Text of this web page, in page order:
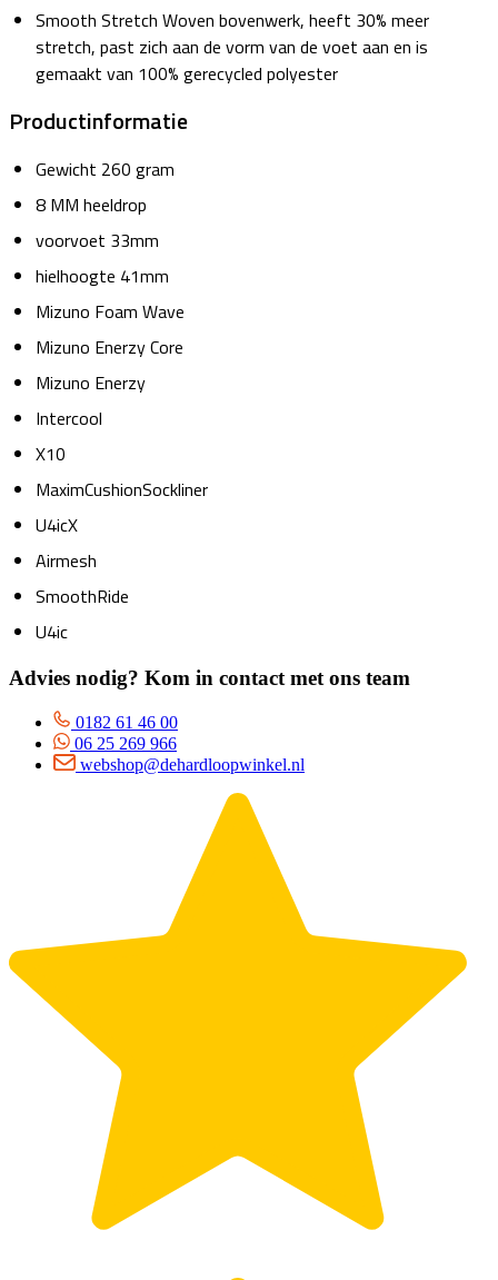
Smooth Stretch Woven bovenwerk, heeft 30% meer
stretch, past zich aan de vorm van de voet aan en is
gemaakt van 100% gerecycled polyester
Productinformatie
Gewicht 260 gram
8 MM heeldrop
voorvoet 33mm
hielhoogte 41mm
Mizuno Foam Wave
Mizuno Enerzy Core
Mizuno Enerzy
Intercool
X10
MaximCushionSockliner
U4icX
Airmesh
SmoothRide
U4ic
Advies nodig? Kom in contact met ons team
0182 61 46 00
06 25 269 966
webshop@dehardloopwinkel.nl